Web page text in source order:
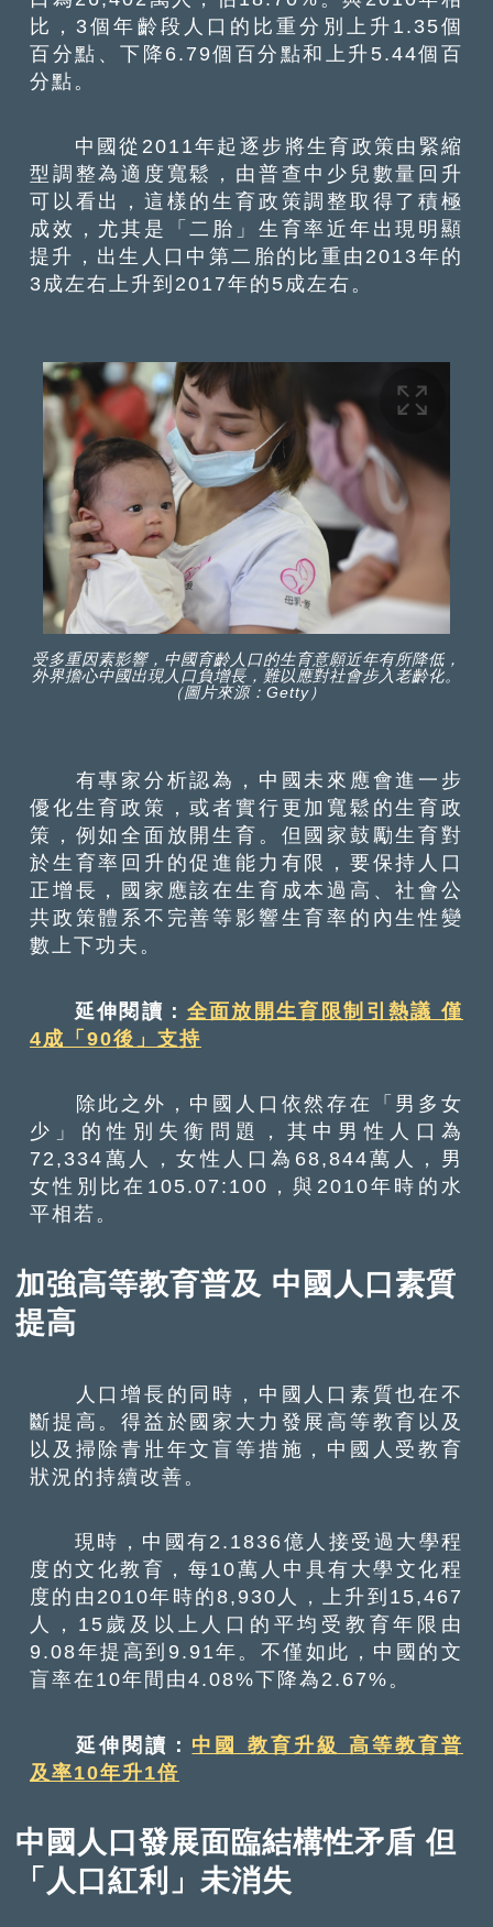
比，3個年齡段人口的比重分別上升1.35個
百分點、下降6.79個百分點和上升5.44個百
分點。
中國從2011年起逐步將生育政策由緊縮
型調整為適度寬鬆，由普查中少兒數量回升
可以看出，這樣的生育政策調整取得了積極
成效，尤其是「二胎」生育率近年出現明顯
提升，出生人口中第二胎的比重由2013年的
3成左右上升到2017年的5成左右。
受多重因素影響，中國育齡人口的生育意願近年有所降低，
外界擔心中國出現人口負增長，難以應對社會步入老齡化。
（圖片來源：Getty）
有專家分析認為，中國未來應會進一步
優化生育政策，或者實行更加寬鬆的生育政
策，例如全面放開生育。但國家鼓勵生育對
於生育率回升的促進能力有限，要保持人口
正增長，國家應該在生育成本過高、社會公
共政策體系不完善等影響生育率的內生性變
數上下功夫。
延伸閱讀： 全面放開生育限制引熱議 僅
4成「90後」支持
除此之外，中國人口依然存在「男多女
少」的性別失衡問題，其中男性人口為
72,334萬人，女性人口為68,844萬人，男
女性別比在105.07:100，與2010年時的水
平相若。
加強高等教育普及 中國人口素質
提高
人口增長的同時，中國人口素質也在不
斷提高。得益於國家大力發展高等教育以及
以及掃除青壯年文盲等措施，中國人受教育
狀況的持續改善。
現時，中國有2.1836億人接受過大學程
度的文化教育，每10萬人中具有大學文化程
度的由2010年時的8,930人，上升到15,467
人，15歲及以上人口的平均受教育年限由
9.08年提高到9.91年。不僅如此，中國的文
盲率在10年間由4.08%下降為2.67%。
延伸閱讀： 中國 教育升級 高等教育普
及率10年升1倍
中國人口發展面臨結構性矛盾 但
「人口紅利」未消失